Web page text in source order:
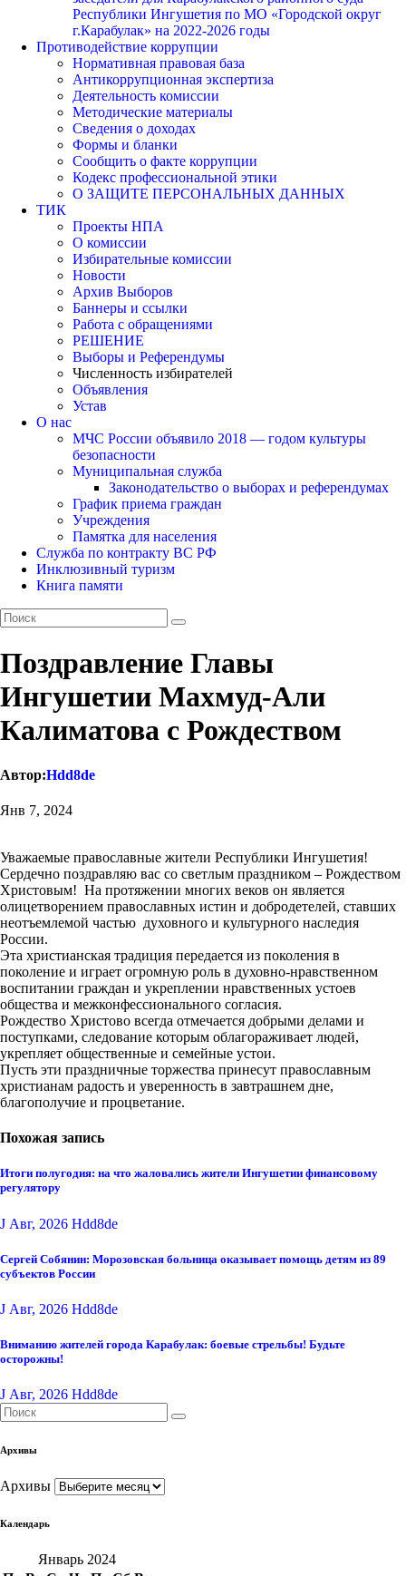
Республики Ингушетия по МО «Городской округ
г.Карабулак» на 2022-2026 годы
Противодействие коррупции
Нормативная правовая база
Антикоррупционная экспертиза
Деятельность комиссии
Методические материалы
Сведения о доходах
Формы и бланки
Сообщить о факте коррупции
Кодекс профессиональной этики
О ЗАЩИТЕ ПЕРСОНАЛЬНЫХ ДАННЫХ
ТИК
Проекты НПА
О комиссии
Избирательные комиссии
Новости
Архив Выборов
Баннеры и ссылки
Работа с обращениями
РЕШЕНИЕ
Выборы и Референдумы
Численность избирателей
Объявления
Устав
О нас
МЧС России объявило 2018 — годом культуры
безопасности
Муниципальная служба
Законодательство о выборах и референдумах
График приема граждан
Учреждения
Памятка для населения
Служба по контракту ВС РФ
Инклюзивный туризм
Книга памяти
Поздравление Главы
Ингушетии Махмуд-Али
Калиматова с Рождеством
Автор:Hdd8de
Янв 7, 2024
Уважаемые православные жители Республики Ингушетия!
Сердечно поздравляю вас со светлым праздником – Рождеством
Христовым! На протяжении многих веков он является
олицетворением православных истин и добродетелей, ставших
неотъемлемой частью духовного и культурного наследия
России.
Эта христианская традиция передается из поколения в
поколение и играет огромную роль в духовно-нравственном
воспитании граждан и укреплении нравственных устоев
общества и межконфессионального согласия.
Рождество Христово всегда отмечается добрыми делами и
поступками, следование которым облагораживает людей,
укрепляет общественные и семейные устои.
Пусть эти праздничные торжества принесут православным
христианам радость и уверенность в завтрашнем дне,
благополучие и процветание.
Похожая запись
Итоги полугодия: на что жаловались жители Ингушетии финансовому
регулятору
J Авг, 2026 Hdd8de
Сергей Собянин: Морозовская больница оказывает помощь детям из 89
субъектов России
J Авг, 2026 Hdd8de
Вниманию жителей города Карабулак: боевые стрельбы! Будьте
осторожны!
J Авг, 2026 Hdd8de
Архивы
Архивы
Календарь
Январь 2024